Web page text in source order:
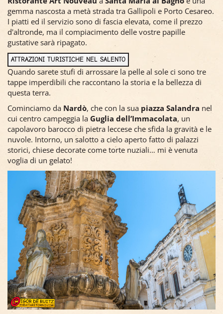
gemma nascosta a metà strada tra Gallipoli e Porto Cesareo.
I piatti ed il servizio sono di fascia elevata, come il prezzo
d'altronde, ma il compiacimento delle vostre papille
gustative sarà ripagato.
ATTRAZIONI TURISTICHE NEL SALENTO
Quando sarete stufi di arrossare la pelle al sole ci sono tre
tappe imperdibili che raccontano la storia e la bellezza di
questa terra.
Cominciamo da Nardò, che con la sua piazza Salandra nel
cui centro campeggia la Guglia dell’Immacolata, un
capolavoro barocco di pietra leccese che sfida la gravità e le
nuvole. Intorno, un salotto a cielo aperto fatto di palazzi
storici, chiese decorate come torte nuziali… mi è venuta
voglia di un gelato!